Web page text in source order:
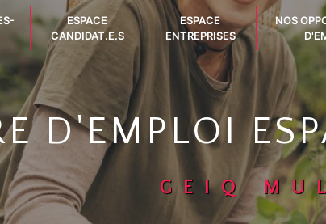
ESPACE
CANDIDAT.E.S
ESPACE
ENTREPRISES
NOS
D'EMPLOI
GEIQ